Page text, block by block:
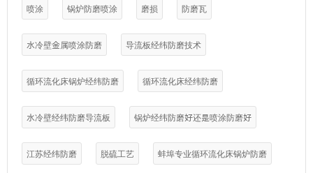
喷涂 锅炉防磨喷涂 磨损 防磨瓦
水冷壁金属喷涂防磨 导流板经纬防磨技术
循环流化床锅炉经纬防磨 循环流化床经纬防磨
水冷壁经纬防磨导流板 锅炉经纬防磨好还是喷涂防磨好
江苏经纬防磨 脱硫工艺 蚌埠专业循环流化床锅炉防磨